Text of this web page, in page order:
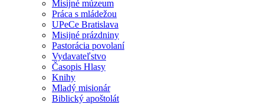
Misijné múzeum
Práca s mládežou
UPeCe Bratislava
Misijné prázdniny
Pastorácia povolaní
Vydavateľstvo
Časopis Hlasy
Knihy
Mladý misionár
Biblický apoštolát